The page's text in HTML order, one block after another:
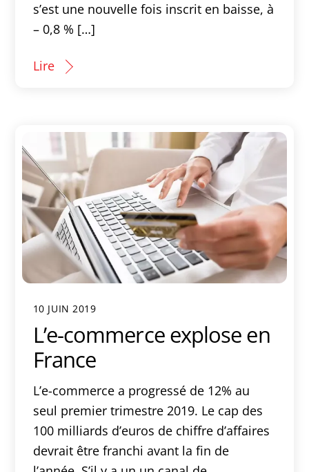
s’est une nouvelle fois inscrit en baisse, à
– 0,8 % […]
Lire
10 JUIN 2019
L’e-commerce explose en
France
L’e-commerce a progressé de 12% au
seul premier trimestre 2019. Le cap des
100 milliards d’euros de chiffre d’affaires
devrait être franchi avant la fin de